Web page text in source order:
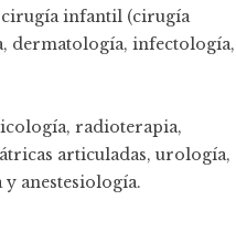
infantil (cirugía
dermatología, infectología,
radioterapia,
articuladas, urología,
anestesiología.